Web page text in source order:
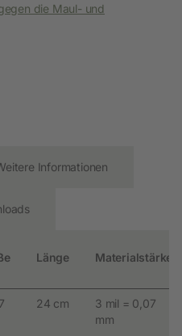
die Maul- und
Länge Materialstärke
24 cm
3 mil = 0,07
mm
Informationen